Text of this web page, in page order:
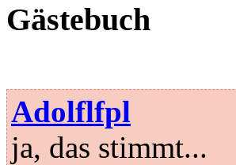
Gästebuch
Adolflfpl
ja, das stimmt...